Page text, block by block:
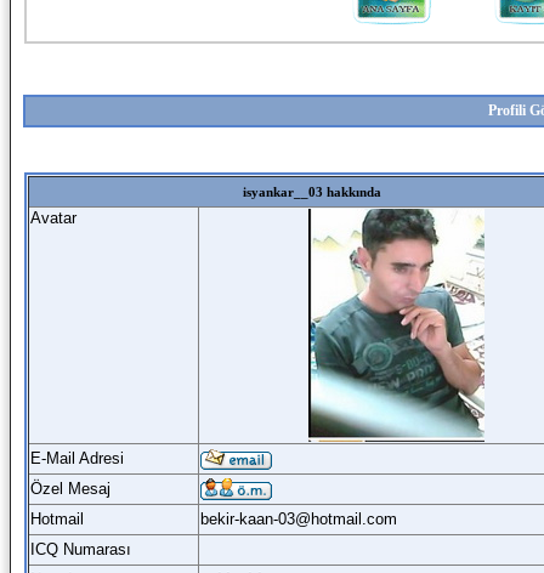
Profili
isyankar__03 hakkında
Avatar
E-Mail Adresi
Özel Mesaj
Hotmail
bekir-kaan-03@hotmail.com
ICQ Numarası